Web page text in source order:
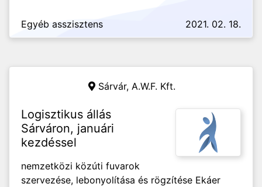
Egyéb asszisztens 2021. 02. 18.
Sárvár, A.W.F. Kft.
Logisztikus állás
Sárváron, januári
kezdéssel
nemzetközi közúti fuvarok
szervezése, lebonyolítása és rögzítése Ekáer